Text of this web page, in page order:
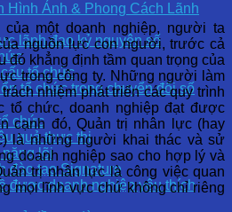
Hình Ảnh & Phong Cách Lãnh
lãnh đạo kỷ nguyên số
tổ chức
tổ chức trong chuyển đổi số
chức
quả thực thi
năng lõi
đào tạo Signature
được doanh nghiệp yêu thích
một doanh nghiệp, người ta
nguồn lực con người, trước cả
đó khẳng định tầm quan trọng của
trong công ty. Những người làm
nhiệm phát triển các quy trình
tổ chức, doanh nghiệp đạt được
cạnh đó, Quản trị nhân lực (hay
là những người khai thác và sử
doanh nghiệp sao cho hợp lý và
trị nhân lực là công việc quan
mọi lĩnh vực chứ không chỉ riêng